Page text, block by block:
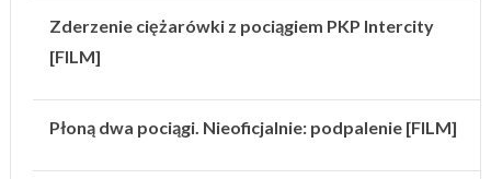
Zderzenie ciężarówki z pociągiem PKP Intercity
[FILM]
Płoną dwa pociągi. Nieoficjalnie: podpalenie [FILM]